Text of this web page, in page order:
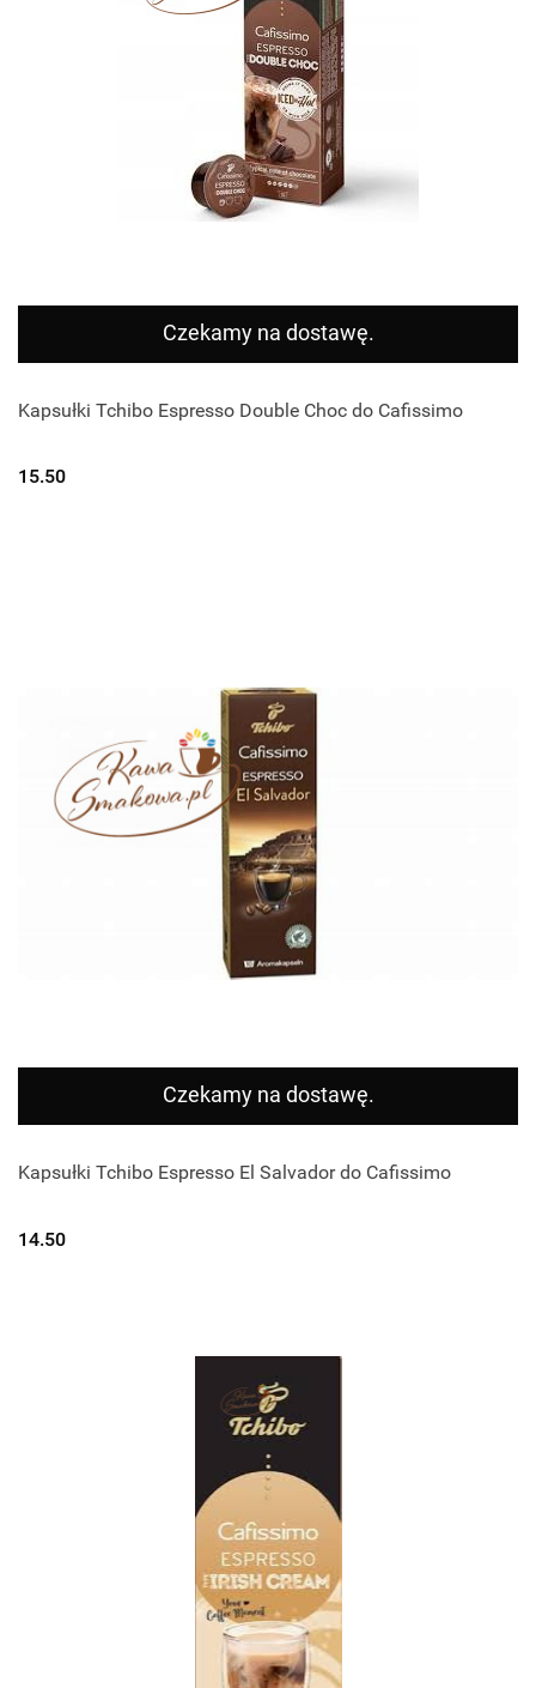
Czekamy na dostawę.
Kapsułki Tchibo Espresso Double Choc do Cafissimo
15.50
Czekamy na dostawę.
Kapsułki Tchibo Espresso El Salvador do Cafissimo
14.50